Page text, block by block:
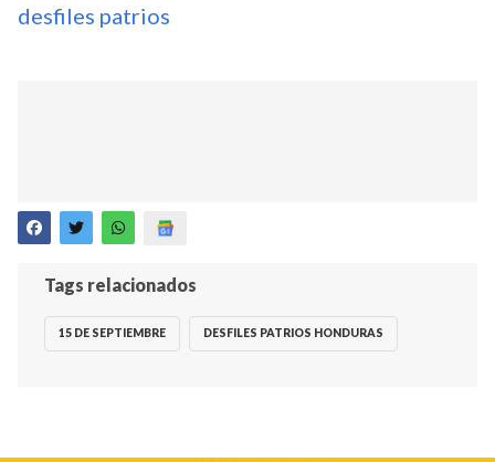
desfiles patrios
Tags relacionados
15 DE SEPTIEMBRE DESFILES PATRIOS HONDURAS